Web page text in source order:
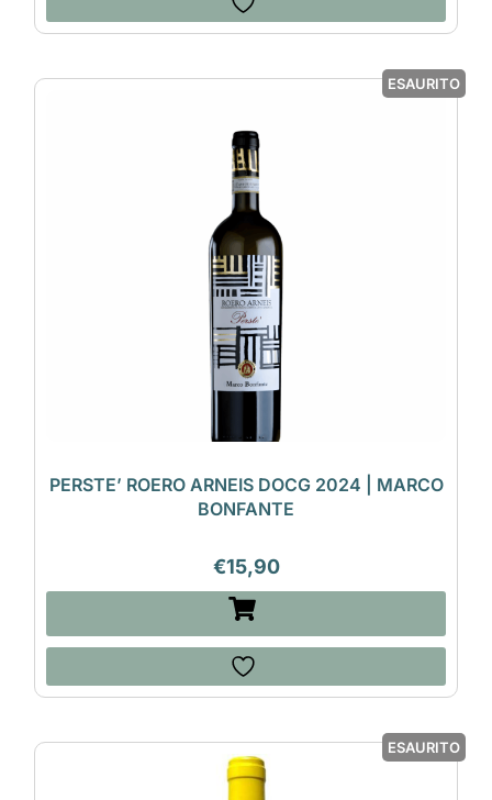
ESAURITO
PERSTE’ ROERO ARNEIS DOCG 2024 | MARCO
BONFANTE
€15,90
ESAURITO